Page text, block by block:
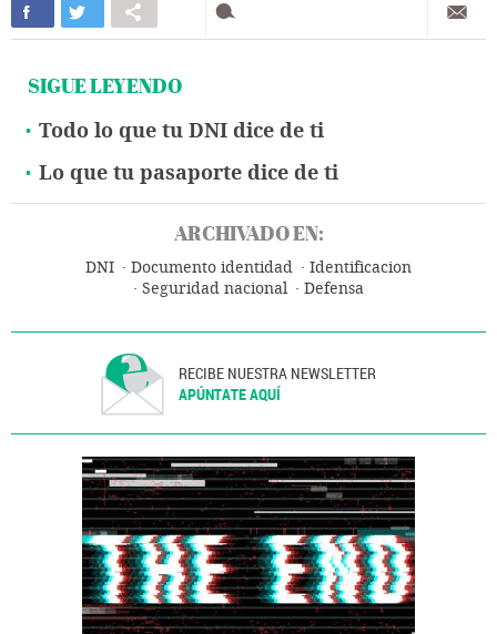
SIGUE LEYENDO
Todo lo que tu DNI dice de ti
Lo que tu pasaporte dice de ti
ARCHIVADO EN:
DNI Documento identidad
Identificacion
Seguridad nacional
Defensa
RECIBE NUESTRA NEWSLETTER
APÚNTATE AQUÍ